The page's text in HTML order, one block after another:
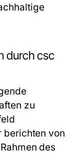
durch csc
zu
berichten von
des